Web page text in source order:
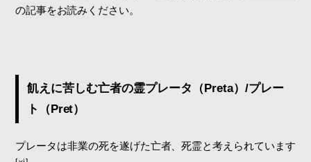
の記事をお読みください。
飢えに苦しむ亡者の霊プレータ（Preta）/プレー
ト（Pret）
プレータは非業の死を遂げた亡者、死霊と考えられています